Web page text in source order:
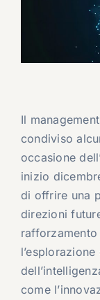
Il
condiviso
occasione
inizio
di offrire una
direzioni
come